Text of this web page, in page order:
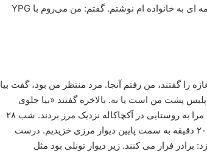
(۲۰۱۸) پیامی به تلفن آمد. گفتند: یک تاکسی بگیر، بیا ببرمت. نامه ای به خانواده ام نوشتم. گفتم: من می‌روم با YPG
را گفتند، من رفتم آنجا. مرد منتظر من بود، گفت بیا
پلیس پشت من است یا نه. بالاخره گفتند «بیا جلوی
پرچم»، من رفتم آنجا. دو قاچاقچی داخل یک وسیله نقلیه بودند، مرا به روستایی در آکچاکاله نزدیک مرز بردند. شب ۲۸
آبان یک ساعت پیاده روی کردیم و به خط مرزی رسیدیم. ما در ۲۰ دقیقه به سمت پایین دیوار مرزی خزیدیم. درست
فرار می کنند. زیر دیوار تونلی بود مثل